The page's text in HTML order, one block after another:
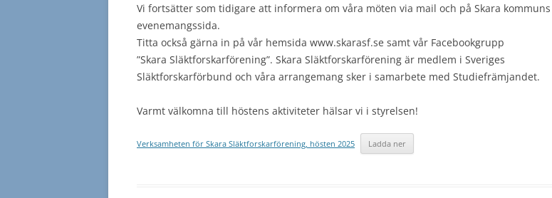
Vi fortsätter som tidigare att informera om våra möten via mail och på Skara kommuns
evenemangssida.
Titta också gärna in på vår hemsida www.skarasf.se samt vår Facebookgrupp
”Skara Släktforskarförening”. Skara Släktforskarförening är medlem i Sveriges
Släktforskarförbund och våra arrangemang sker i samarbete med Studiefrämjandet.
Varmt välkomna till höstens aktiviteter hälsar vi i styrelsen!
Verksamheten för Skara Släktforskarförening, hösten 2025 Ladda ner